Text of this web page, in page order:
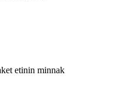
etinin minnak